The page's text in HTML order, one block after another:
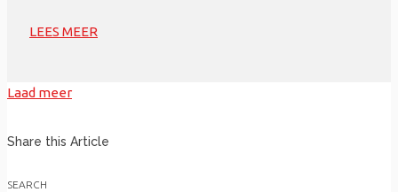
LEES MEER
Laad meer
Share this Article
SEARCH